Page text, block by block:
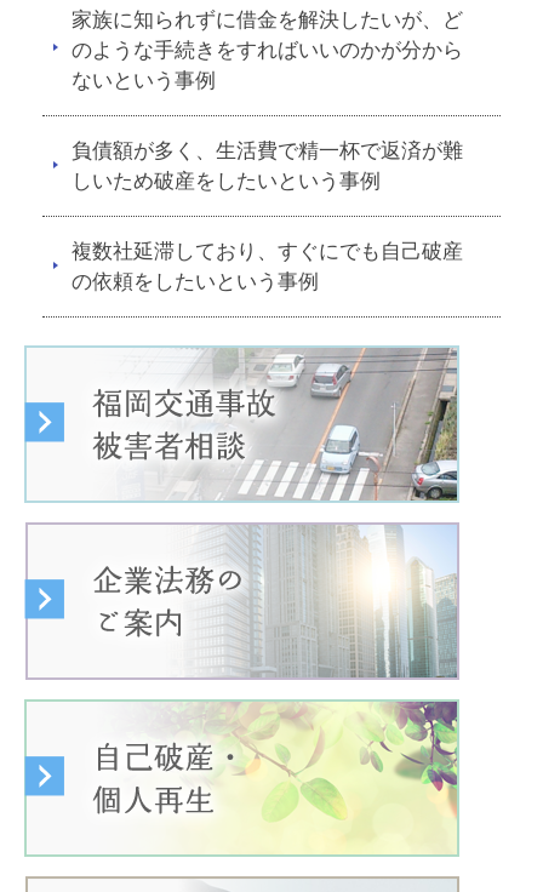
家族に知られずに借金を解決したいが、ど
のような手続きをすればいいのかが分から
ないという事例
負債額が多く、生活費で精一杯で返済が難
しいため破産をしたいという事例
複数社延滞しており、すぐにでも自己破産
の依頼をしたいという事例